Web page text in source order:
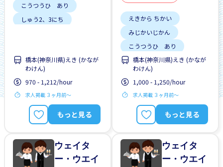
こうつうひ あり
しゅう2、3にち
橋本(神奈川県)えき (かなが
わけん)
970 - 1,212/hour
求人掲載 ３ヶ月前〜
もっと見る
えきから ちかい
みじかいじかん
こうつうひ あり
しゅう2、3にち
はじめて OK
橋本(神奈川県)えき (かなが
わけん)
1,000 - 1,250/hour
求人掲載 ３ヶ月前〜
もっと見る
ウェイタ
ー・ウエイ
ウェイタ
ー・ウエイ